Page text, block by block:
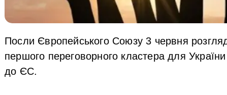
Посли Європейського Союзу 3 червня
першого переговорного кластера для
до ЄС.